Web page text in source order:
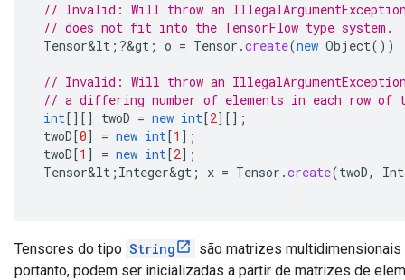
// Invalid: Will throw an
// does not fit into the TensorFlow type system.
Tensor&lt ; ?&gt ; o = Tensor .create(new Object())
// Invalid: Will throw an
// a differing number of elements in each row of
int[][] twoD = new int[2][] ;
twoD[0] = new int[1 ] ;
twoD[1 ] = new int[2] ;
Tensor&lt ; Integer&gt ; x = Tensor .create(twoD,
Tensores do tipo String
são matrizes
portanto, podem ser inicializadas a partir de matrizes de